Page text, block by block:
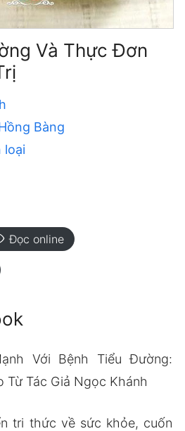
Và Thực Đơn
Bàng
loại
Đọc online
Với Bệnh Tiểu Đường:
Từ Tác Giả Ngọc Khánh
tri thức về sức khỏe, cuốn